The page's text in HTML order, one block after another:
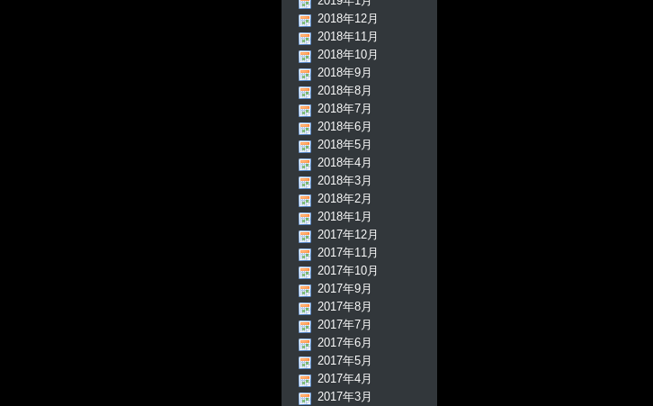
2018年12月
2018年11月
2018年10月
2018年9月
2018年8月
2018年7月
2018年6月
2018年5月
2018年4月
2018年3月
2018年2月
2018年1月
2017年12月
2017年11月
2017年10月
2017年9月
2017年8月
2017年7月
2017年6月
2017年5月
2017年4月
2017年3月